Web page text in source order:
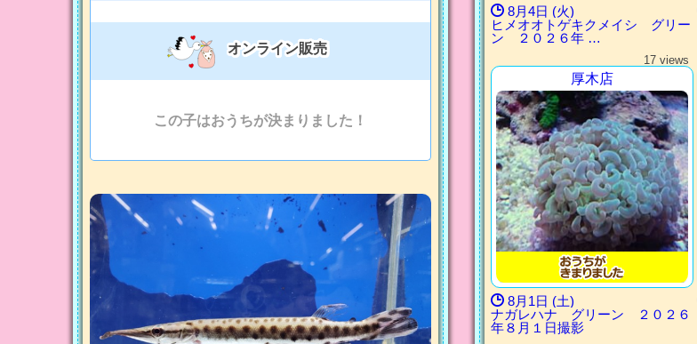
オンライン販売
この子はおうちが決まりました！
8月4日 (火)
ヒメオオトゲキクメイシ グリー
ン ２０２６年 …
17 views
厚木店
8月1日 (土)
ナガレハナ グリーン ２０２６
年８月１日撮影